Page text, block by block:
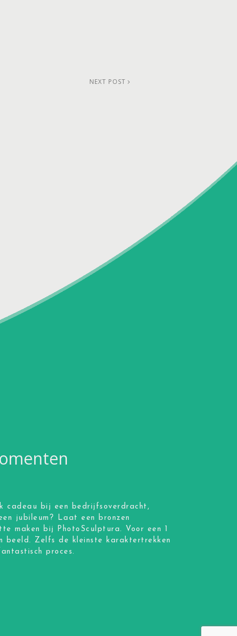
NEXT POST
cadeau bij een bedrijfsoverdracht,
jubileum? Laat een bronzen
maken bij PhotoSculptura. Voor een 1
beeld. Zelfs de kleinste karaktertrekken
proces.